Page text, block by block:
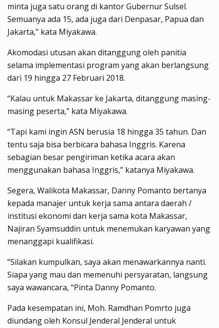
minta juga satu orang di kantor Gubernur Sulsel.
Semuanya ada 15, ada juga dari Denpasar, Papua dan
Jakarta,” kata Miyakawa.
Akomodasi utusan akan ditanggung oleh panitia
selama implementasi program yang akan berlangsung
dari 19 hingga 27 Februari 2018.
“Kalau untuk Makassar ke Jakarta, ditanggung masing-
masing peserta,” kata Miyakawa.
“Tapi kami ingin ASN berusia 18 hingga 35 tahun. Dan
tentu saja bisa berbicara bahasa Inggris. Karena
sebagian besar pengiriman ketika acara akan
menggunakan bahasa Inggris,” katanya Miyakawa.
Segera, Walikota Makassar, Danny Pomanto bertanya
kepada manajer untuk kerja sama antara daerah /
institusi ekonomi dan kerja sama kota Makassar,
Najiran Syamsuddin untuk menemukan karyawan yang
menanggapi kualifikasi.
“Silakan kumpulkan, saya akan menawarkannya nanti.
Siapa yang mau dan memenuhi persyaratan, langsung
saya wawancara, “Pinta Danny Pomanto.
Pada kesempatan ini, Moh. Ramdhan Pomrto juga
diundang oleh Konsul Jenderal Jenderal untuk